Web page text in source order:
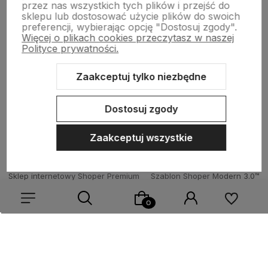
Wsparcie
Sklep internetowy Shoper Premium
Szablon Shoper Modern 3.0™
przez nas wszystkich tych plików i przejść do
sklepu lub dostosować użycie plików do swoich
preferencji, wybierając opcję "Dostosuj zgody".
Więcej o plikach cookies przeczytasz w naszej
Polityce prywatności.
Zaakceptuj tylko niezbędne
Dostosuj zgody
Zaakceptuj wszystkie